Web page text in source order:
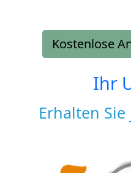
Kostenlose
Ihr
Erhalten